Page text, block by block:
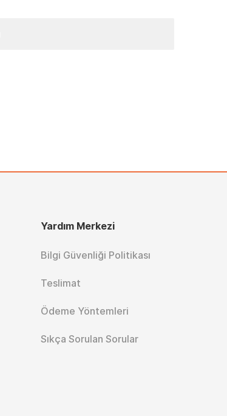
Yardım Merkezi
Bilgi Güvenliği Politikası
Teslimat
Ödeme Yöntemleri
Sıkça Sorulan Sorular